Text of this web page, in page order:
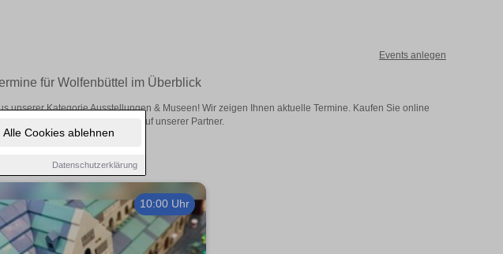
Alle Cookies ablehnen
Datenschutzerklärung
Events anlegen
für Wolfenbüttel im Überblick
unserer Kategorie Ausstellungen & Museen! Wir zeigen Ihnen aktuelle Termine. Kaufen Sie online
über den Online-Kartenverkauf unserer Partner.
10:00 Uhr